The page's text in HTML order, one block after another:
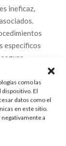
como las
dispositivo. El
datos como el
en este sitio.
a
ineficaz,
específicos
de litio
demanda
Dada
en